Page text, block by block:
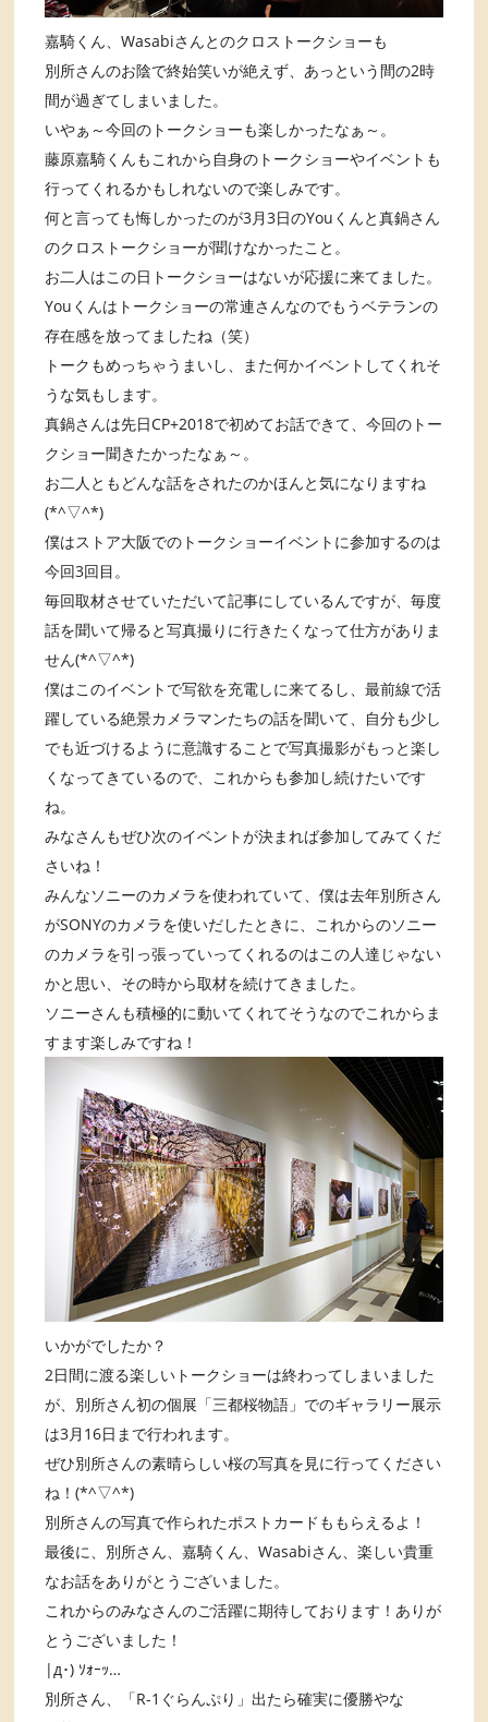
嘉騎くん、Wasabiさんとのクロストークショーも
別所さんのお陰で終始笑いが絶えず、あっという間の2時
間が過ぎてしまいました。
いやぁ～今回のトークショーも楽しかったなぁ～。
藤原嘉騎くんもこれから自身のトークショーやイベントも
行ってくれるかもしれないので楽しみです。
何と言っても悔しかったのが3月3日のYouくんと真鍋さん
のクロストークショーが聞けなかったこと。
お二人はこの日トークショーはないが応援に来てました。
Youくんはトークショーの常連さんなのでもうベテランの
存在感を放ってましたね（笑）
トークもめっちゃうまいし、また何かイベントしてくれそ
うな気もします。
真鍋さんは先日CP+2018で初めてお話できて、今回のトー
クショー聞きたかったなぁ～。
お二人ともどんな話をされたのかほんと気になりますね
(*^▽^*)
僕はストア大阪でのトークショーイベントに参加するのは
今回3回目。
毎回取材させていただいて記事にしているんですが、毎度
話を聞いて帰ると写真撮りに行きたくなって仕方がありま
せん(*^▽^*)
僕はこのイベントで写欲を充電しに来てるし、最前線で活
躍している絶景カメラマンたちの話を聞いて、自分も少し
でも近づけるように意識することで写真撮影がもっと楽し
くなってきているので、これからも参加し続けたいです
ね。
みなさんもぜひ次のイベントが決まれば参加してみてくだ
さいね！
みんなソニーのカメラを使われていて、僕は去年別所さん
がSONYのカメラを使いだしたときに、これからのソニー
のカメラを引っ張っていってくれるのはこの人達じゃない
かと思い、その時から取材を続けてきました。
ソニーさんも積極的に動いてくれてそうなのでこれからま
すます楽しみですね！
いかがでしたか？
2日間に渡る楽しいトークショーは終わってしまいました
が、別所さん初の個展「三都桜物語」でのギャラリー展示
は3月16日まで行われます。
ぜひ別所さんの素晴らしい桜の写真を見に行ってください
ね！(*^▽^*)
別所さんの写真で作られたポストカードももらえるよ！
最後に、別所さん、嘉騎くん、Wasabiさん、楽しい貴重
なお話をありがとうございました。
これからのみなさんのご活躍に期待しております！ありが
とうございました！
|д･) ｿｫｰｯ…
別所さん、「R-1ぐらんぷり」出たら確実に優勝やな